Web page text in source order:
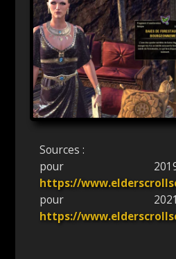
Sources :
pour
https://
pour
https://